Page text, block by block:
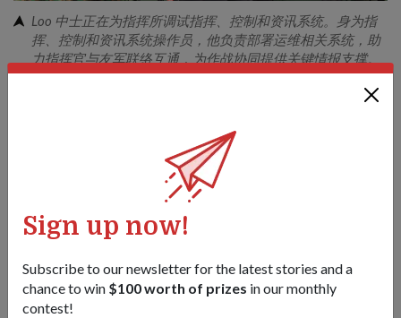
Sign up now!
Subscribe to our newsletter for the latest stories and a
chance to win $100 worth of prizes in our monthly
contest!
Loo 中士正在为指挥所调试指挥、控制和资讯系统。身为指
挥、控制和资讯系统操作员，他负责部署运维相关系统，助
力指挥官与友军联络互通，为作战协同提供关键情报支撑。
最困难的是各项安排时间冲突、任务重叠。当我在基本军事
训练期间，我错过了部分基准测试课程，这些课程与我在军
营接受基本训练或值勤重合。因此，我在最终选拔前一个月
左右才获得参加东南亚运动会资格。
晚上晚些时候进行体育训练，或者在需要时参加补训课
程。